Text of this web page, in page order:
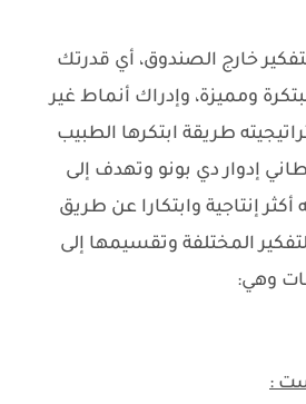
خارج الصندوق، أي قدرتك
ومميزة، وإدراك أنماط غير
طريقة ابتكرها الطبيب
إدوار‏ دي بونو وتهدف إلى
إنتاجية وابتكارا عن طريق
المختلفة وتقسيمها إلى
وهي:
: